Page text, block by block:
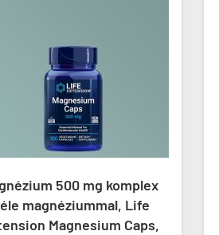
500 mg komplex
magnéziummal, Life
Magnesium Caps,